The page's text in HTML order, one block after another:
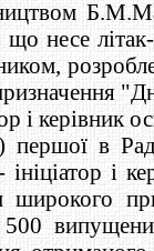
літак-
керівник
в
і